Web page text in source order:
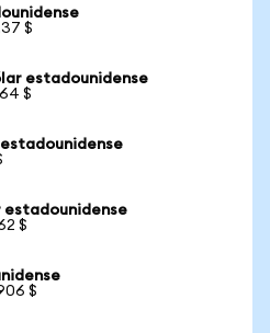
$
estadounidense
$
estadounidense
estadounidense
$
$